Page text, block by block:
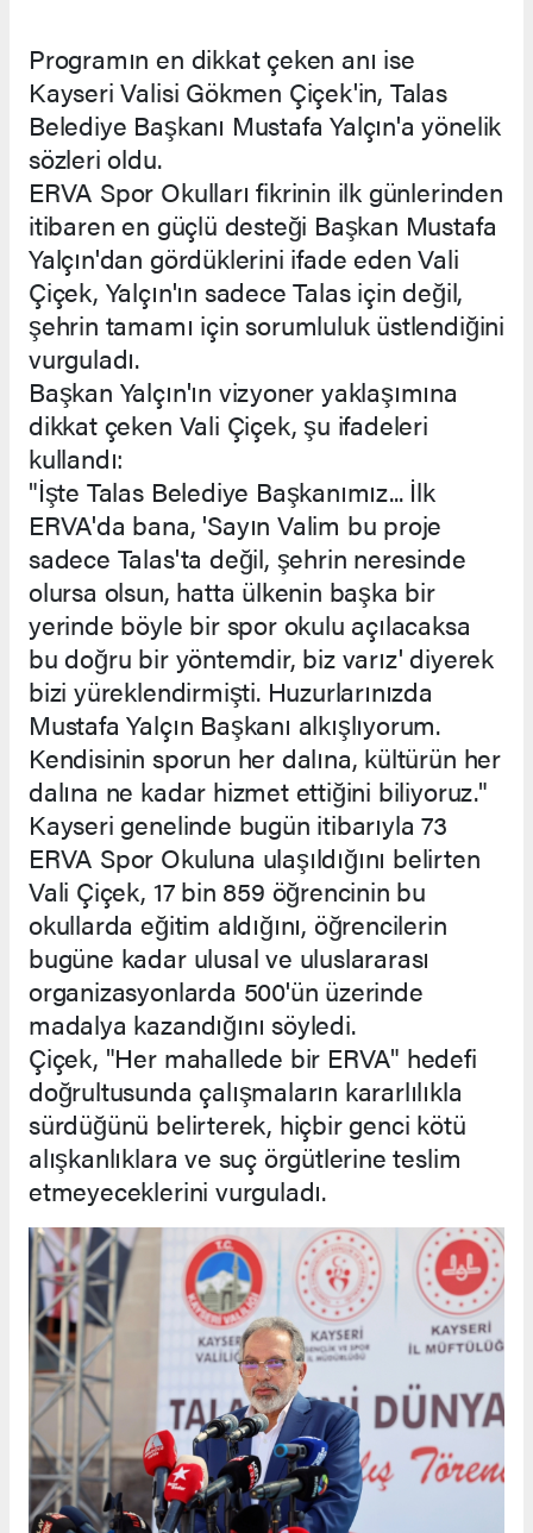
Programın en dikkat çeken anı ise
Kayseri Valisi Gökmen Çiçek'in, Talas
Belediye Başkanı Mustafa Yalçın'a yönelik
sözleri oldu.
ERVA Spor Okulları fikrinin ilk günlerinden
itibaren en güçlü desteği Başkan Mustafa
Yalçın'dan gördüklerini ifade eden Vali
Çiçek, Yalçın'ın sadece Talas için değil,
şehrin tamamı için sorumluluk üstlendiğini
vurguladı.
Başkan Yalçın'ın vizyoner yaklaşımına
dikkat çeken Vali Çiçek, şu ifadeleri
kullandı:
"İşte Talas Belediye Başkanımız... İlk
ERVA'da bana, 'Sayın Valim bu proje
sadece Talas'ta değil, şehrin neresinde
olursa olsun, hatta ülkenin başka bir
yerinde böyle bir spor okulu açılacaksa
bu doğru bir yöntemdir, biz varız' diyerek
bizi yüreklendirmişti. Huzurlarınızda
Mustafa Yalçın Başkanı alkışlıyorum.
Kendisinin sporun her dalına, kültürün her
dalına ne kadar hizmet ettiğini biliyoruz."
Kayseri genelinde bugün itibarıyla 73
ERVA Spor Okuluna ulaşıldığını belirten
Vali Çiçek, 17 bin 859 öğrencinin bu
okullarda eğitim aldığını, öğrencilerin
bugüne kadar ulusal ve uluslararası
organizasyonlarda 500'ün üzerinde
madalya kazandığını söyledi.
Çiçek, "Her mahallede bir ERVA" hedefi
doğrultusunda çalışmaların kararlılıkla
sürdüğünü belirterek, hiçbir genci kötü
alışkanlıklara ve suç örgütlerine teslim
etmeyeceklerini vurguladı.